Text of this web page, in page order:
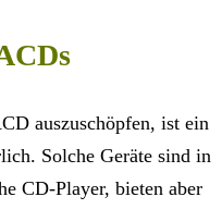
auszuschöpfen, ist ein
Solche Geräte sind in
CD-Player, bieten aber